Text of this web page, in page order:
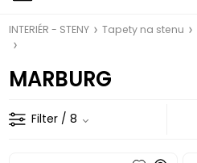
INTERIÉR - STENY Tapety na stenu
MARBURG
Filter / 8